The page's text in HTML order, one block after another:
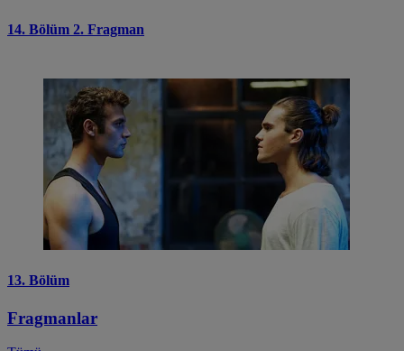
14. Bölüm 2. Fragman
13. Bölüm
Fragmanlar